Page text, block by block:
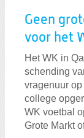
Geen
voor het
Het WK in
schending
vragenuur
college
WK voetbal
Grote Markt